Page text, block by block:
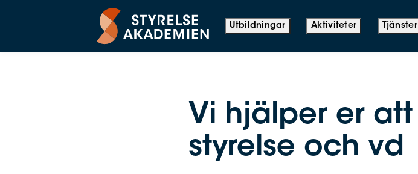
Utbildningar Aktiviteter Tjänster
Vi hjälper er
styrelse och vd